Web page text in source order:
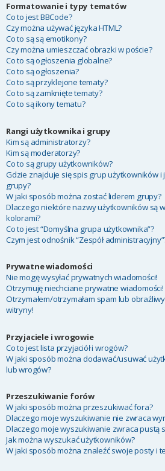
Formatowanie i typy tematów
Co to jest BBCode?
Czy można używać języka HTML?
Co to są są emotikony?
Czy można umieszczać obrazki w poście?
Co to są ogłoszenia globalne?
Co to są ogłoszenia?
Co to są przyklejone tematy?
Co to są zamknięte tematy?
Co to są ikony tematu?
Rangi użytkownika i grupy
Kim są administratorzy?
Kim są moderatorzy?
Co to są grupy użytkowników?
Gdzie znajduje się spis grup użytkowników i
grupy?
W jaki sposób można zostać liderem grupy?
Dlaczego niektóre nazwy użytkowników są
kolorami?
Co to jest “Domyślna grupa użytkownika”?
Czym jest odnośnik “Zespół
Prywatne wiadomości
Nie mogę wysyłać prywatnych wiadomości!
Otrzymuję niechciane prywatne wiadomości!
Otrzymałem/otrzymałam spam lub
witryny!
Przyjaciele i wrogowie
Co to jest lista przyjaciół i wrogów?
W jaki sposób można dodawać/usuwać
lub wrogów?
Przeszukiwanie forów
W jaki sposób można przeszukiwać fora?
Dlaczego moje wyszukiwanie nie zwraca
Dlaczego moje wyszukiwanie zwraca pustą
Jak można wyszukać użytkowników?
W jaki sposób można znaleźć swoje posty i